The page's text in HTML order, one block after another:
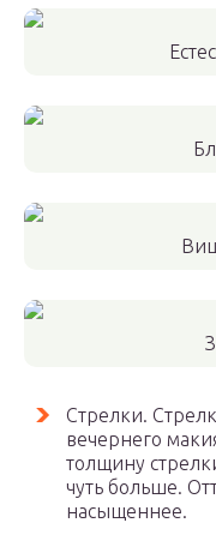
Стрелки.
вечернего
толщину
чуть больше.
насыщеннее.